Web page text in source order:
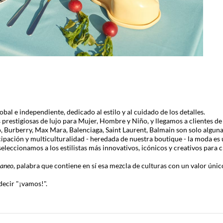
e independiente, dedicado al estilo y al cuidado de los detalles.
de lujo para Mujer, Hombre y Niño, y llegamos a clientes de
, Burberry, Max Mara, Balenciaga,Saint Laurent, Balmain son solo
y multiculturalidad - heredada de nuestra boutique - la moda
a los estilistas más innovativos, icónicos y creativos
, palabra que contiene en sí esa mezcla de culturas con un valor
"¡vamos!".